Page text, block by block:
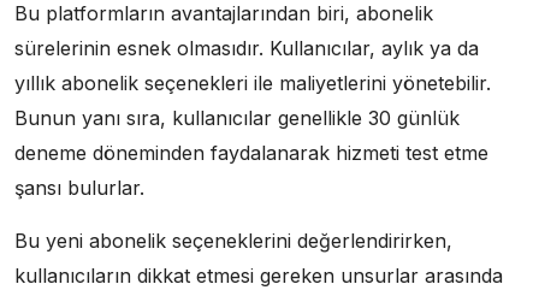
Bu platformların avantajlarından biri, abonelik
sürelerinin esnek olmasıdır. Kullanıcılar, aylık ya da
yıllık abonelik seçenekleri ile maliyetlerini yönetebilir.
Bunun yanı sıra, kullanıcılar genellikle 30 günlük
deneme döneminden faydalanarak hizmeti test etme
şansı bulurlar.
Bu yeni abonelik seçeneklerini değerlendirirken,
kullanıcıların dikkat etmesi gereken unsurlar arasında